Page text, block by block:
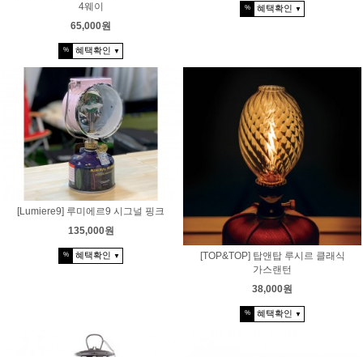
4웨이
65,000원
% 혜택확인 ▼
% 혜택확인 ▼
[Lumiere9] 루미에르9 시그널 핑크
135,000원
% 혜택확인 ▼
[TOP&TOP] 탑앤탑 루시르 클래식
가스랜턴
38,000원
% 혜택확인 ▼